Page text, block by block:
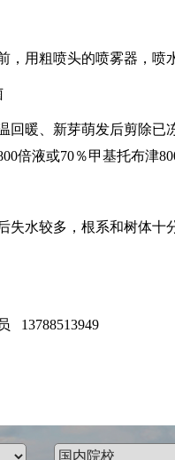
，用粗喷头的喷雾器，喷
回暖、新芽萌发后剪除
倍液或70％甲基托布津
失水较多，根系和树体
13788513949